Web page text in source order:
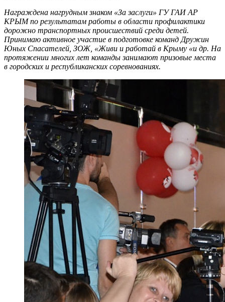
Награждена нагрудным знаком «За заслуги» ГУ ГАИ АР
КРЫМ по результатам работы в области профилактики
дорожно транспортных происшествий среди детей.
Принимаю активное участие в подготовке команд Дружин
Юных Спасателей, ЗОЖ, «Живи и работай в Крыму «и др. На
протяжении многих лет команды занимают призовые места
в городских и республиканских соревнованиях.